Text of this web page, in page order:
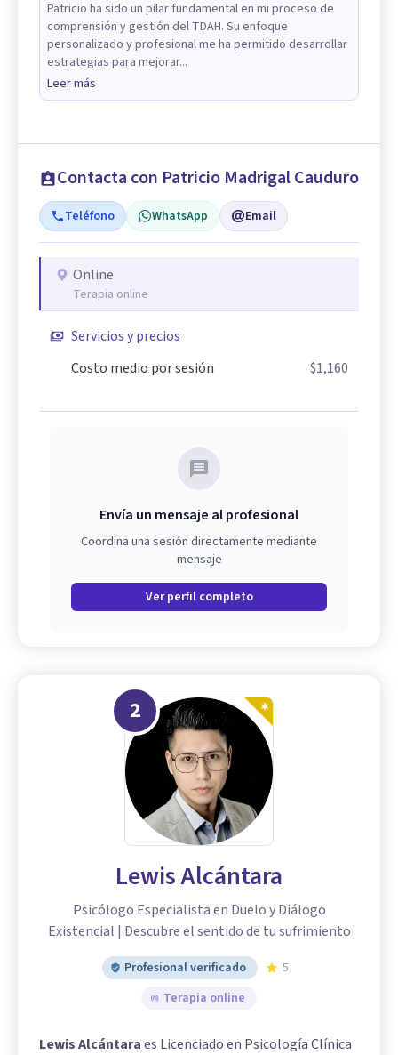
Patricio ha sido un pilar fundamental en mi proceso de
comprensión y gestión del TDAH. Su enfoque
personalizado y profesional me ha permitido desarrollar
estrategias para mejorar...
Leer más
Contacta con Patricio Madrigal Cauduro
Teléfono WhatsApp Email
Online
Terapia online
Servicios y precios
Costo medio por sesión
$1,160
Envía un mensaje al profesional
Coordina una sesión directamente mediante
mensaje
Ver perfil completo
2
Lewis Alcántara
Psicólogo Especialista en Duelo y Diálogo
Existencial | Descubre el sentido de tu sufrimiento
Profesional verificado
5
Terapia online
Lewis Alcántaraes Licenciado en Psicología Clínica